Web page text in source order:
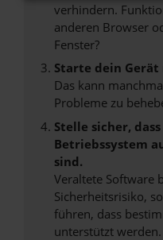
verhindern.
anderen Browser
Fenster?
Starte dein Gerät
Das kann
Probleme zu
Stelle sicher,
Betriebssystem
sind.
Veraltete Software
Sicherheitsrisiko,
führen, dass
unterstützt werden.